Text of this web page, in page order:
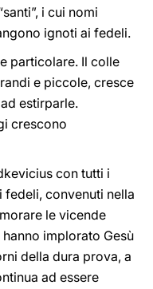
i cui nomi
ignoti ai fedeli.
particolare. Il colle
e piccole, cresce
estirparle.
crescono
con tutti i
convenuti nella
le vicende
implorato Gesù
della dura prova, a
ad essere